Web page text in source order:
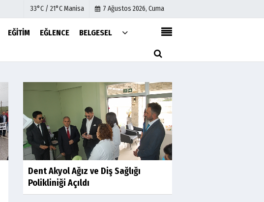
33°C / 21°C Manisa 7 Ağustos 2026, Cuma
EĞITIM EĞLENCE BELGESEL
Künye
Çerez Politikası
Gizlilik İlkeleri
Dent Akyol Ağız ve Diş Sağlığı
Polikliniği Açıldı